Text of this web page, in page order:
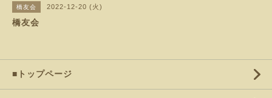
橋友会 2022-12-20 (火)
橋友会
■トップページ